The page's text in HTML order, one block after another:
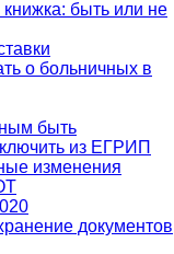
быть или не
о больничных в
быть
из ЕГРИП
изменения
документов